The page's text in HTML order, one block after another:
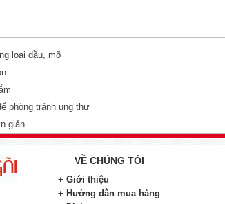
loại dầu, mỡ
phòng tránh ung thư
giản
VỀ CHÚNG TÔI
+ Giới thiệu
+ Hướng dẫn mua hàng